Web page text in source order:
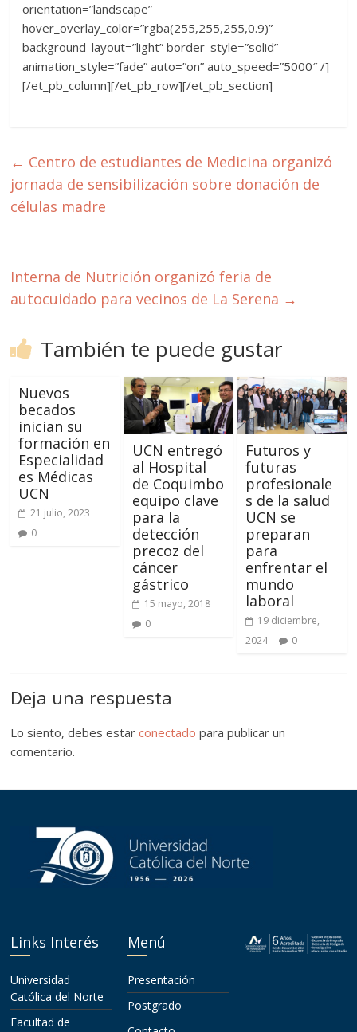
orientation=”landscape”
hover_overlay_color=”rgba(255,255,255,0.9)”
background_layout=”light” border_style=”solid”
animation_style=”fade” auto=”on” auto_speed=”5000″ /]
[/et_pb_column][/et_pb_row][/et_pb_section]
← Centro de estudiantes de Medicina organizó
jornada de sensibilización sobre donación de
células madre
Interna de Nutrición organizó feria de
autocuidado para vecinos de La Serena →
También te puede gustar
Nuevos
becados
inician su
formación en
Especialidad
es Médicas
UCN
21 julio, 2023
0
UCN entregó
al Hospital
de Coquimbo
equipo clave
para la
detección
precoz del
cáncer
gástrico
15 mayo, 2018
0
Futuros y
futuras
profesionale
s de la salud
UCN se
preparan
para
enfrentar el
mundo
laboral
19 diciembre,
2024
0
Deja una respuesta
Lo siento, debes estarconectado para publicar un
comentario.
Links Interés
Universidad
Católica del Norte
Facultad de
Menú
Presentación
Postgrado